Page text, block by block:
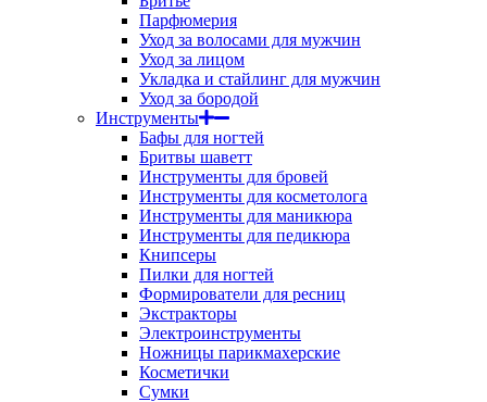
Парфюмерия
Уход за волосами для мужчин
Уход за лицом
Укладка и стайлинг для мужчин
Уход за бородой
Инструменты
Бафы для ногтей
Бритвы шаветт
Инструменты для бровей
Инструменты для косметолога
Инструменты для маникюра
Инструменты для педикюра
Книпсеры
Пилки для ногтей
Формирователи для ресниц
Экстракторы
Электроинструменты
Ножницы парикмахерские
Косметички
Сумки